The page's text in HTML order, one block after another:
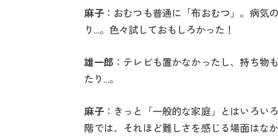
麻子：おむつも普通に「布おむつ」。病気
り…。色々試しておもしろかった！
雄一郎 ：テレビも置かなかったし、持ち物
たり…。
麻子：きっと「一般的な家庭」とはいろい
階では、それほど難しさを感じる場面はな